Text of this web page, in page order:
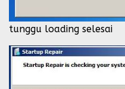
tunggu loading selesai